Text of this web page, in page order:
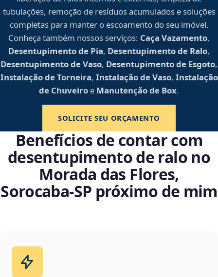
tubulações, remoção de resíduos acumulados e soluções
completas para manter o escoamento do seu imóvel.
Conheça também nossos serviços: Caça Vazamento,
Desentupimento de Pia, Desentupimento de Ralo,
Desentupimento de Vaso, Desentupimento de Esgoto,
Instalação de Torneira, Instalação de Vaso, Instalação
de Chuveiro e Manutenção de Box.
SOLICITE SEU ORÇAMENTO
Benefícios de contar com
desentupimento de ralo no
Morada das Flores,
Sorocaba‑SP próximo de mim